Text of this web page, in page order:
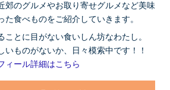
郊のグルメやお取り寄せグルメなど美味
た食べものをご紹介していきます。
ことに目がない食いしん坊なわたし。
いものがないか、日々模索中です！！
ィール詳細はこちら